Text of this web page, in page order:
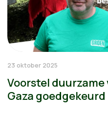
23 oktober 2025
Voorstel
Gaza goedgekeurd